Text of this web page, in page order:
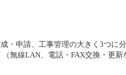
・申請、工事管理の大きく3つに
無線LAN、電話・FAX交換・更新